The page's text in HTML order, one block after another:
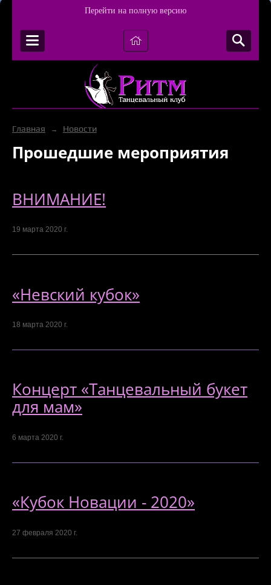
Перейти на полную версию
Главная → Новости
Прошедшие мероприятия
ВНИМАНИЕ!
19 марта 2020 г.
«Невский кубок»
18 марта 2020 г.
Концерт «Танцевальный букет
для мам»
6 марта 2020 г.
«Кубок Новации - 2020»
27 февраля 2020 г.